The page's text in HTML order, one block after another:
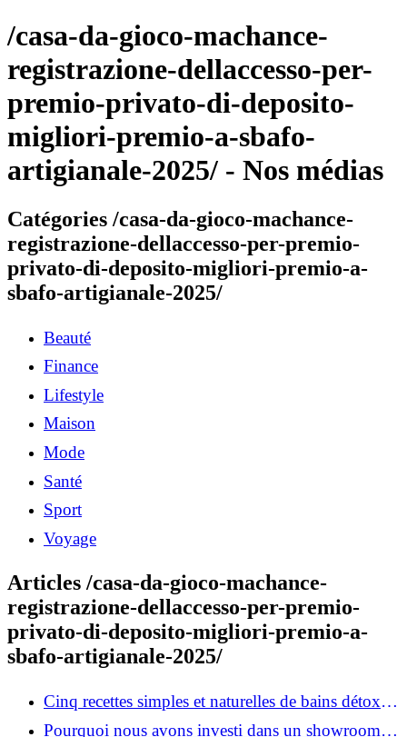
/casa-da-gioco-machance-
registrazione-dellaccesso-per-
premio-privato-di-deposito-
migliori-premio-a-sbafo-
artigianale-2025/ - Nos médias
Catégories /casa-da-gioco-machance-
registrazione-dellaccesso-per-premio-
privato-di-deposito-migliori-premio-a-
sbafo-artigianale-2025/
Beauté
Finance
Lifestyle
Maison
Mode
Santé
Sport
Voyage
Articles /casa-da-gioco-machance-
registrazione-dellaccesso-per-premio-
privato-di-deposito-migliori-premio-a-
sbafo-artigianale-2025/
Cinq recettes simples et naturelles de bains détox
maison
Pourquoi nous avons investi dans un showroom-